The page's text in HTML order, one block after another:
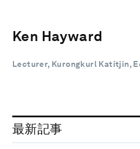
Ken Hayward
Lecturer, Kurongkurl Katitjin,
最新記事